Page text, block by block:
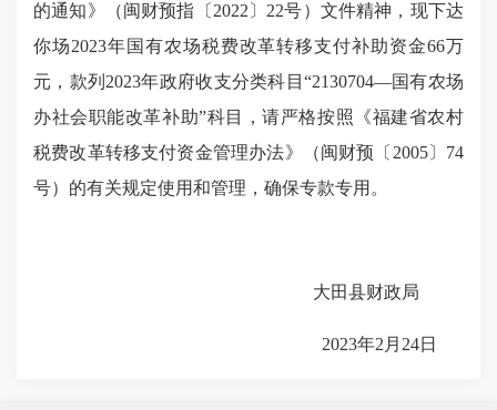
的通知》（闽财预指〔2022〕22号）文件精神，现下达
你场2023年国有农场税费改革转移支付补助资金66万
元，款列2023年政府收支分类科目“2130704—国有农场
办社会职能改革补助”科目，请严格按照《福建省农村
税费改革转移支付资金管理办法》（闽财预〔2005〕74
号）的有关规定使用和管理，确保专款专用。
大田县财政局
2023年2月24日